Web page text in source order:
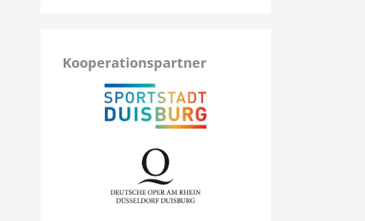
Kooperationspartner